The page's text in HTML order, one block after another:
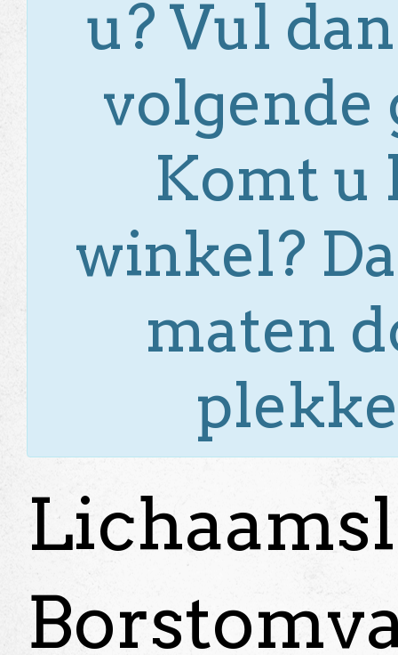
u? Vul
volgende
Komt u
winkel?
maten